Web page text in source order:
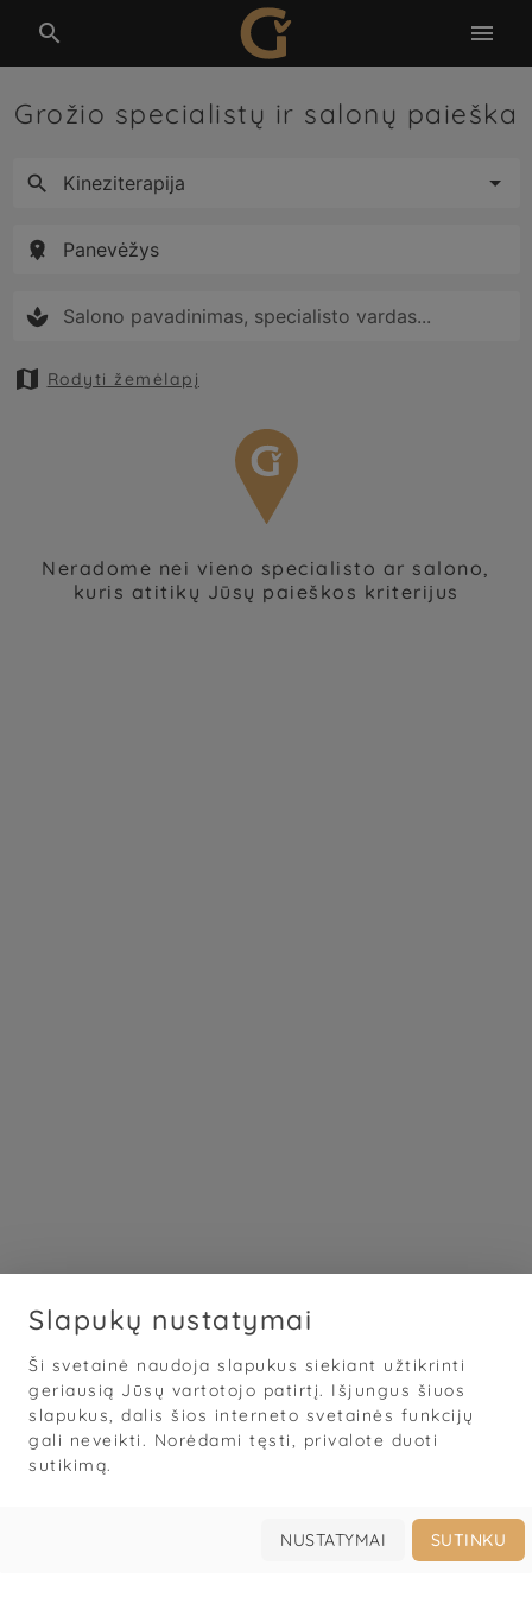
 
Grožio specialistų ir salonų paieška




 Rodyti žemėlapį
Neradome nei vieno specialisto ar salono,
kuris atitikų Jūsų paieškos kriterijus
Slapukų nustatymai
Ši svetainė naudoja slapukus siekiant užtikrinti
geriausią Jūsų vartotojo patirtį. Išjungus šiuos
slapukus, dalis šios interneto svetainės funkcijų
gali neveikti. Norėdami tęsti, privalote duoti
sutikimą.
NUSTATYMAI SUTINKU